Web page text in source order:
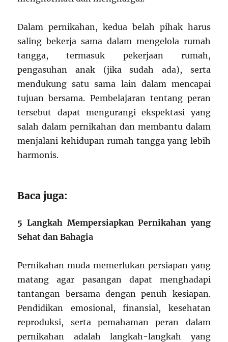
Dalam pernikahan, kedua belah pihak harus
saling bekerja sama dalam mengelola rumah
tangga, termasuk pekerjaan rumah,
pengasuhan anak (jika sudah ada), serta
mendukung satu sama lain dalam mencapai
tujuan bersama. Pembelajaran tentang peran
tersebut dapat mengurangi ekspektasi yang
salah dalam pernikahan dan membantu dalam
menjalani kehidupan rumah tangga yang lebih
harmonis.
Baca juga:
5 Langkah Mempersiapkan Pernikahan yang
Sehat dan Bahagia
Pernikahan muda memerlukan persiapan yang
matang agar pasangan dapat menghadapi
tantangan bersama dengan penuh kesiapan.
Pendidikan emosional, finansial, kesehatan
reproduksi, serta pemahaman peran dalam
pernikahan adalah langkah-langkah yang